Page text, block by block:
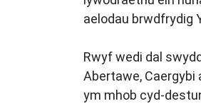
aelodau brwdfrydig
Rwyf wedi dal
Abertawe, Caergybi
ym mhob cyd-